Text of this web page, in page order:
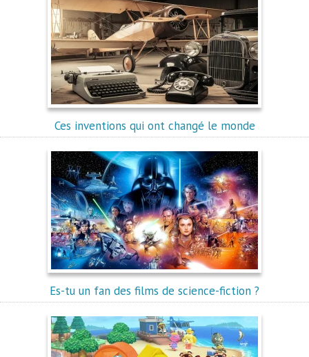
Ces inventions qui ont changé le monde
Es-tu un fan des films de science-fiction ?